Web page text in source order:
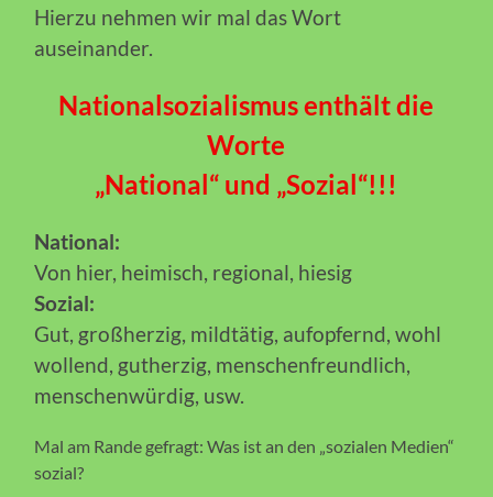
Hierzu nehmen wir mal das Wort
auseinander.
Nationalsozialismus enthält die
Worte
„National“ und „Sozial“!!!
National:
Von hier, heimisch, regional, hiesig
Sozial:
Gut, großherzig, mildtätig, aufopfernd, wohl
wollend, gutherzig, menschenfreundlich,
menschenwürdig, usw.
Mal am Rande gefragt: Was ist an den „sozialen Medien“
sozial?